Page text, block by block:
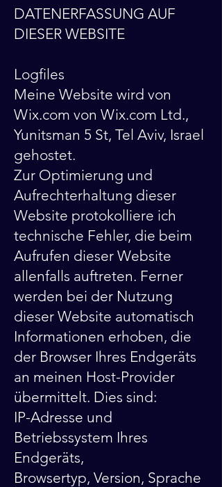
DATENERFASSUNG AUF
DIESER WEBSITE
Logfiles
Meine Website wird von
Wix.com von Wix.com Ltd.,
Yunitsman 5 St, Tel Aviv, Israel
gehostet.
Zur Optimierung und
Aufrechterhaltung dieser
Website protokolliere ich
technische Fehler, die beim
Aufrufen dieser Website
allenfalls auftreten. Ferner
werden bei der Nutzung
dieser Website automatisch
Informationen erhoben, die
der Browser Ihres Endgeräts
an meinen Host-Provider
übermittelt. Dies sind:
IP-Adresse und
Betriebssystem Ihres
Endgeräts,
Browsertyp, Version, Sprache